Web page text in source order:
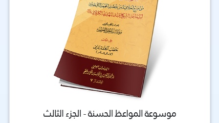
موسوعة المواعظ الحسنة - الجزء الثالث